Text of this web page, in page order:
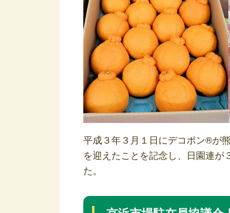
平成３年３月１日にデコポン®が
を迎えたことを記念し、日園連
た。